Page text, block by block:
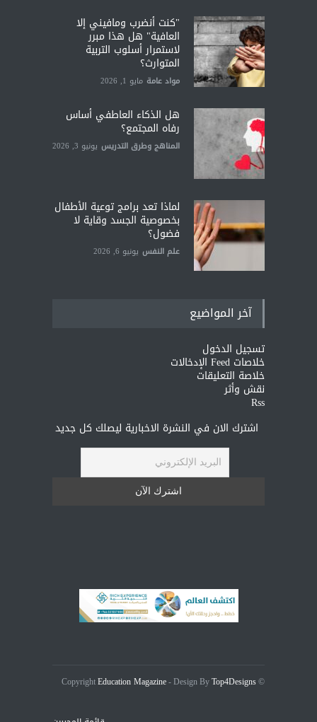
"كنت أنضرب ومافيني إلا
العافية" هل هذا مبرر
لاستمرار أسلوب التربية
المتوارث؟
مواد عامة مايو 1, 2026
هل الذكاء العاطفي أساس
رفاه المجتمع؟
المناهج وطرق التدريس يونيو 3, 2026
لماذا تعد برامج توعية الأطفال
بخصوصية الجسد وقاية لا
فضول؟
علم النفس يونيو 6, 2026
آخر المواضيع
تسجيل الدخول
خلاصات Feed الإدخالات
خلاصة التعليقات
نقش وأثر
Rss
اشترك الان في النشرة الاخبارية ليصلك كل جديد
© Copyright
Education Magazine - Design By Top4Designs